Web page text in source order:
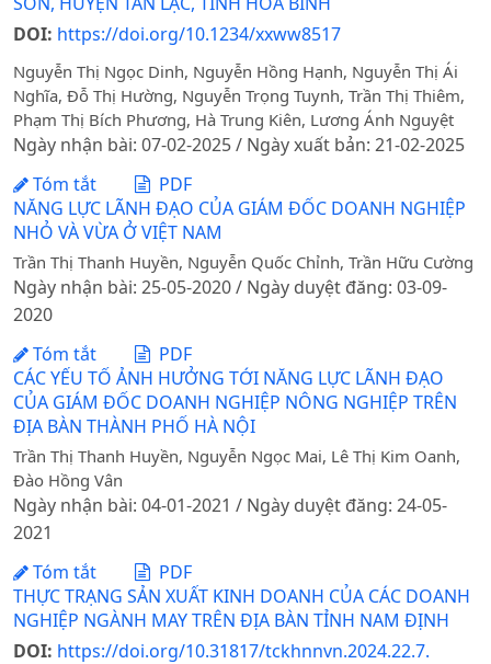
DOI: https://doi.org/10.1234/xxww8517
Nguyễn Thị Ngọc Dinh, Nguyễn Hồng Hạnh, Nguyễn Thị Ái
Nghĩa, Đỗ Thị Hường, Nguyễn Trọng Tuynh, Trần Thị Thiêm,
Phạm Thị Bích Phương, Hà Trung Kiên, Lương Ánh Nguyệt
Ngày nhận bài: 07-02-2025 / Ngày xuất bản: 21-02-2025
Tóm tắt
PDF
NĂNG LỰC LÃNH ĐẠO CỦA GIÁM ĐỐC DOANH NGHIỆP
NHỎ VÀ VỪA Ở VIỆT NAM
Trần Thị Thanh Huyền, Nguyễn Quốc Chỉnh, Trần Hữu Cường
Ngày nhận bài: 25-05-2020 / Ngày duyệt đăng: 03-09-
2020
Tóm tắt
PDF
CÁC YẾU TỐ ẢNH HƯỞNG TỚI NĂNG LỰC LÃNH ĐẠO
CỦA GIÁM ĐỐC DOANH NGHIỆP NÔNG NGHIỆP TRÊN
ĐỊA BÀN THÀNH PHỐ HÀ NỘI
Trần Thị Thanh Huyền, Nguyễn Ngọc Mai, Lê Thị Kim Oanh,
Đào Hồng Vân
Ngày nhận bài: 04-01-2021 / Ngày duyệt đăng: 24-05-
2021
Tóm tắt
PDF
THỰC TRẠNG SẢN XUẤT KINH DOANH CỦA CÁC DOANH
NGHIỆP NGÀNH MAY TRÊN ĐỊA BÀN TỈNH NAM ĐỊNH
DOI: https://doi.org/10.31817/tckhnnvn.2024.22.7.